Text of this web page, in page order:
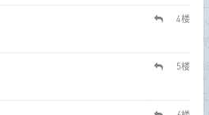
4楼
5楼